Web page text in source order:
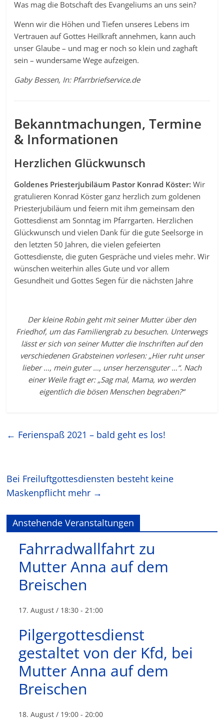
Was mag die Botschaft des Evangeliums an uns sein?
Wenn wir die Höhen und Tiefen unseres Lebens im
Vertrauen auf Gottes Heilkraft annehmen, kann auch
unser Glaube – und mag er noch so klein und zaghaft
sein – wundersame Wege aufzeigen.
Gaby Bessen, In: Pfarrbriefservice.de
Bekanntmachungen, Termine
& Informationen
Herzlichen Glückwunsch
Goldenes Priesterjubiläum Pastor Konrad Köster: Wir
gratulieren Konrad Köster ganz herzlich zum goldenen
Priesterjubiläum und feiern mit ihm gemeinsam den
Gottesdienst am Sonntag im Pfarrgarten. Herzlichen
Glückwunsch und vielen Dank für die gute Seelsorge in
den letzten 50 Jahren, die vielen gefeierten
Gottesdienste, die guten Gespräche und vieles mehr. Wir
wünschen weiterhin alles Gute und vor allem
Gesundheit und Gottes Segen für die nächsten Jahre
Der kleine Robin geht mit seiner Mutter über den
Friedhof, um das Familiengrab zu besuchen. Unterwegs
lässt er sich von seiner Mutter die Inschriften auf den
verschiedenen Grabsteinen vorlesen: „Hier ruht unser
lieber …, mein guter …, unser herzensguter …“. Nach
einer Weile fragt er: „Sag mal, Mama, wo werden
eigentlich die bösen Menschen begraben?“
← Ferienspaß 2021 – bald geht es los!
Bei Freiluftgottesdiensten besteht keine
Maskenpflicht mehr →
Anstehende Veranstaltungen
Fahrradwallfahrt zu
Mutter Anna auf dem
Breischen
17. August / 18:30 - 21:00
Pilgergottesdienst
gestaltet von der Kfd, bei
Mutter Anna auf dem
Breischen
18. August / 19:00 - 20:00